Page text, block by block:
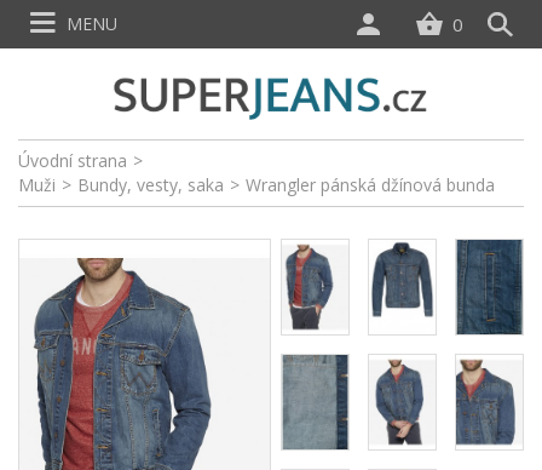
Úvodní strana >
Muži > Bundy, vesty, saka > Wrangler pánská džínová bunda
0
MENU